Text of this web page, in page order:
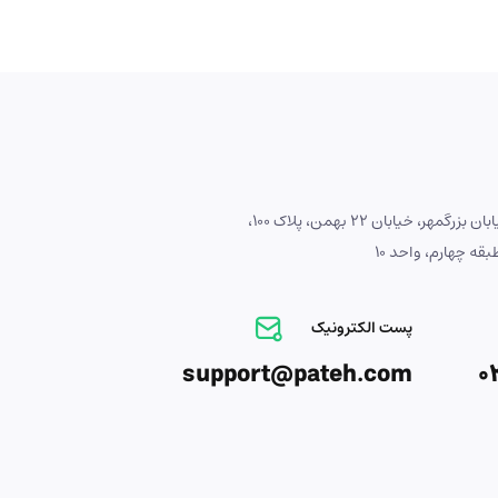
آدرس : اصفهان، خیابان بزرگمهر، خیابان 22 بهمن، پلاک 100،
چهارم، واحد 10
پست الکترونیک
support@pateh.com